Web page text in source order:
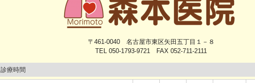
〒461-0040 名古屋市東区矢田五丁目１－８
TEL 050-1793-9721 FAX 052-711-2111
診療時間